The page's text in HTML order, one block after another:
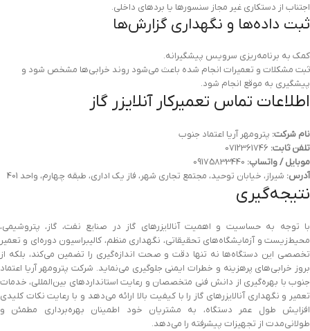
اجتناب از دستکاری غیر مجاز سنسورها یا بردهای داخلی.
ثبت داده‌ها و نگهداری گزارش‌ها
کمک به برنامه‌ریزی سرویس پیشگیرانه.
ثبت مشکلات و تعمیرات انجام شده باعث می‌شود روند خرابی‌ها مشخص شود و
پیشگیری به موقع انجام شود.
اطلاعات تماس تعمیرکار آنلایزر گاز
نام شرکت: پترومهر آریا اعتماد جنوب
تلفن ثابت:
موبایل / واتساپ:
آدرس: شیراز، خیابان توحید، مجتمع تجاری شهر، فاز یک اداری، طبقه چهارم، واحد 401
نتیجه‌گیری
با توجه به حساسیت و اهمیت آنالایزرهای گاز در صنایع نفت، گاز، پتروشیمی،
محیط‌زیست و آزمایشگاه‌های تحقیقاتی، نگهداری منظم، کالیبراسیون دوره‌ای و تعمیر
تخصصی این دستگاه‌ها نه تنها دقت و صحت اندازه‌گیری را تضمین می‌کند، بلکه از
بروز خرابی‌های پرهزینه و خطرات ایمنی جلوگیری می‌نماید. شرکت پترومهر آریا اعتماد
جنوب با بهره‌گیری از دانش فنی متخصصان و رعایت استانداردهای بین‌المللی، خدمات
تعمیر و نگهداری آنالایزرهای گاز را با کیفیت بالا ارائه می‌دهد و با رعایت نکات کلیدی
افزایش طول عمر دستگاه، به مشتریان خود اطمینان بهره‌برداری مطمئن و
طولانی‌مدت از تجهیزات پیشرفته را می‌دهد.